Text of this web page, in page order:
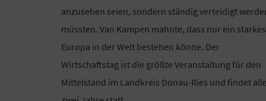
anzusehen seien, sondern ständig verteidigt
müssten. Van Kampen mahnte, dass nur ein starkes
Europa in der Welt bestehen könne. Der
Wirtschaftstag ist die größte Veranstaltung für den
Mittelstand im Landkreis Donau-Ries und findet alle